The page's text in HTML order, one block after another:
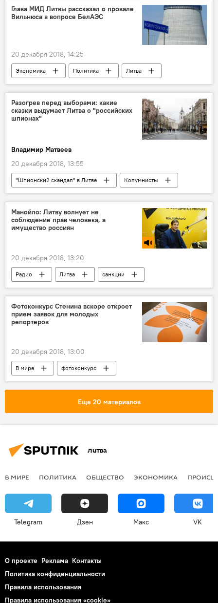
Глава МИД Литвы рассказал о провале
Вильнюса в вопросе БелАЭС
20 декабря 2018, 14:25
Экономика Политика
Литва
Линас Линкявичюс
БелАЭС
строительство БелАЭС
Конфликт Литвы и Белоруссии из-за строительства АЭС
Разогрев перед выборами: какие
сказки выдумает Литва о "российских
шпионах"
Владимир Матвеев
20 декабря 2018, 13:55
"Шпионский скандал" в Литве
Колумнисты
Литва
Россия Альгирдас Палецкис
Манойло: Литву волнует не
соблюдение прав человека, а
имущество россиян
20 декабря 2018, 13:20
Радио Литва
санкции
Санкции против России
имущество
Фотоконкурс Стенина вскоре откроет
прием заявок для молодых
репортеров
20 декабря 2018, 13:00
В мире
фотоконкурс
Андрей Стенин
Еще 20 материалов
Литва
В МИРЕ ПОЛИТИКА ОБЩЕСТВО ЭКОНОМИКА
Telegram Дзен Макс VK
О проекте Реклама Контакты
Политика конфиденциальности
Правила использования
Правила использования «cookie»